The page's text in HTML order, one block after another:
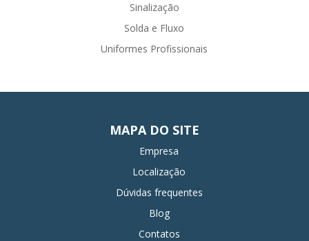
Sinalização
Solda e Fluxo
Uniformes Profissionais
MAPA DO SITE
Empresa
Localização
Dúvidas frequentes
Blog
Contatos